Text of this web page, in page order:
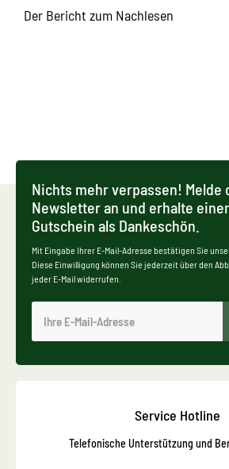
Der Bericht zum Nachlesen
Nichts mehr verpassen! Melde
Newsletter an und erhalte
Gutschein als Dankeschön.
Mit Eingabe Ihrer E-Mail-Adresse bestätigen Sie
Diese Einwilligung können Sie jederzeit über den
jeder E-Mail widerrufen.
Service Hotline
Telefonische Unterstützung und